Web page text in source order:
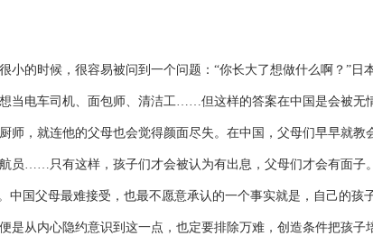
小的时候，很容易被问到一个问题：“你长大了想做什么啊？”日
当电车司机、面包师、清洁工……但这样的答案在中国是会被无
师，就连他的父母也会觉得颜面尽失。在中国，父母们早早就教
员……只有这样，孩子们才会被认为有出息，父母们才会有面子
中国父母最难接受，也最不愿意承认的一个事实就是，自己的孩
是从内心隐约意识到这一点，也定要排除万难，创造条件把孩子